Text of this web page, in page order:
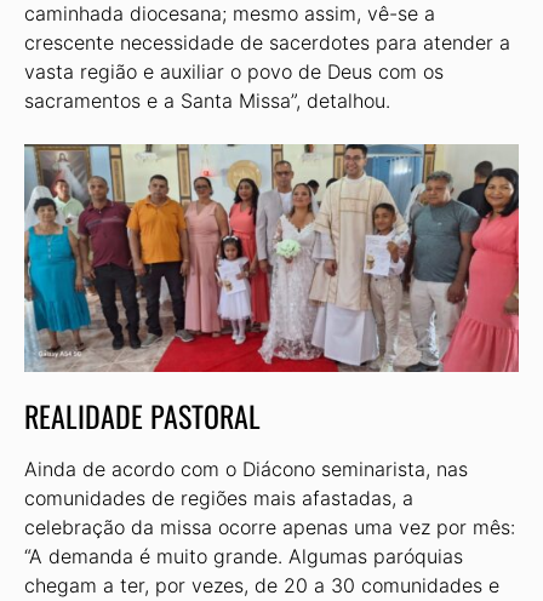
caminhada diocesana; mesmo assim, vê-se a
crescente necessidade de sacerdotes para atender a
vasta região e auxiliar o povo de Deus com os
sacramentos e a Santa Missa”, detalhou.
REALIDADE PASTORAL
Ainda de acordo com o Diácono seminarista, nas
comunidades de regiões mais afastadas, a
celebração da missa ocorre apenas uma vez por mês:
“A demanda é muito grande. Algumas paróquias
chegam a ter, por vezes, de 20 a 30 comunidades e